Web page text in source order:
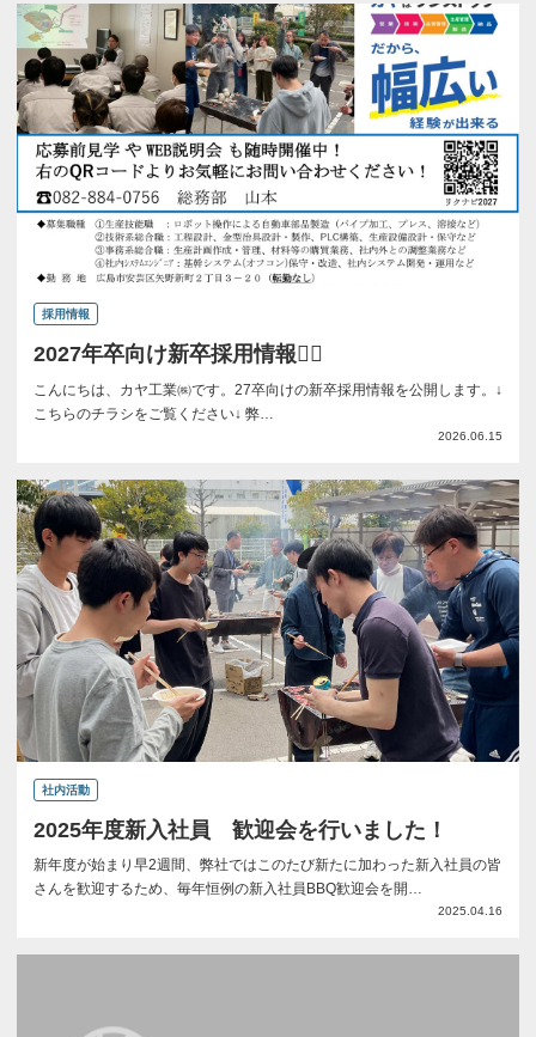
採用情報
2027年卒向け新卒採用情報💁‍♂️
こんにちは、カヤ工業㈱です。27卒向けの新卒採用情報を公開します。↓
こちらのチラシをご覧ください↓ 弊…
2026.06.15
社内活動
2025年度新入社員 歓迎会を行いました！
新年度が始まり早2週間、弊社ではこのたび新たに加わった新入社員の皆
さんを歓迎するため、毎年恒例の新入社員BBQ歓迎会を開…
2025.04.16